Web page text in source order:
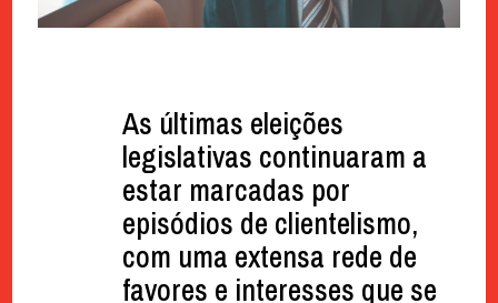
As últimas eleições
legislativas continuaram a
estar marcadas por
episódios de clientelismo,
com uma extensa rede de
favores e interesses que se